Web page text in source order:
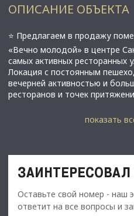
ОПИСАНИЕ ОБЪЕКТА
⭐️ Предлагаем в продажу
«Вечно молодой» в центре
самых активных ресторанных
Локация с постоянным
вечерней активностью и
ресторанов и точек
✅ Основные характеристики:
• Электрическая мощность -
• 1 этаж;
• Вход с улицы и со двора;
показать
ЗАИНТЕРЕСОВАЛ
Оставьте свой номер - наш
ответит на все вопросы и